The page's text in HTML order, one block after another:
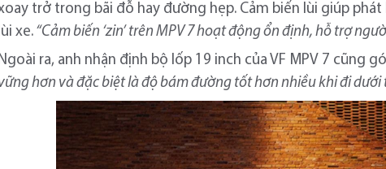
trở trong bãi đỗ hay đường hẹp. Cảm biến lùi giúp
lùi xe. “Cảm biến ‘zin’ trên MPV 7 hoạt động ổn định, hỗ trợ
Ngoài ra, anh nhận định bộ lốp 19 inch của VF MPV 7 cũng
hơn và đặc biệt là độ bám đường tốt hơn nhiềukhi đidưới